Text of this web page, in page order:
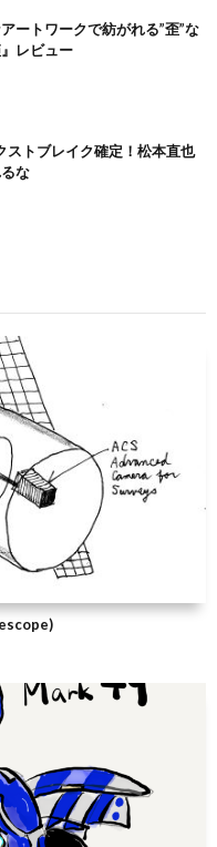
ートワークで紡がれる”歪”な
レビュー
ストブレイク確定！松本直也
な